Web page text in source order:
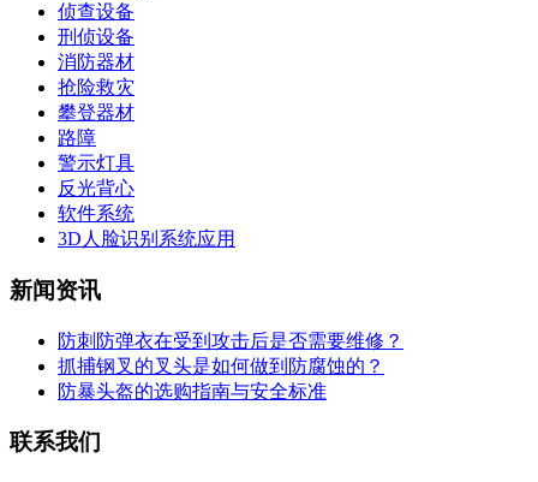
侦查设备
刑侦设备
消防器材
抢险救灾
攀登器材
路障
警示灯具
反光背心
软件系统
3D人脸识别系统应用
新闻资讯
防刺防弹衣在受到攻击后是否需要维修？
抓捕钢叉的叉头是如何做到防腐蚀的？
防暴头盔的选购指南与安全标准
联系我们